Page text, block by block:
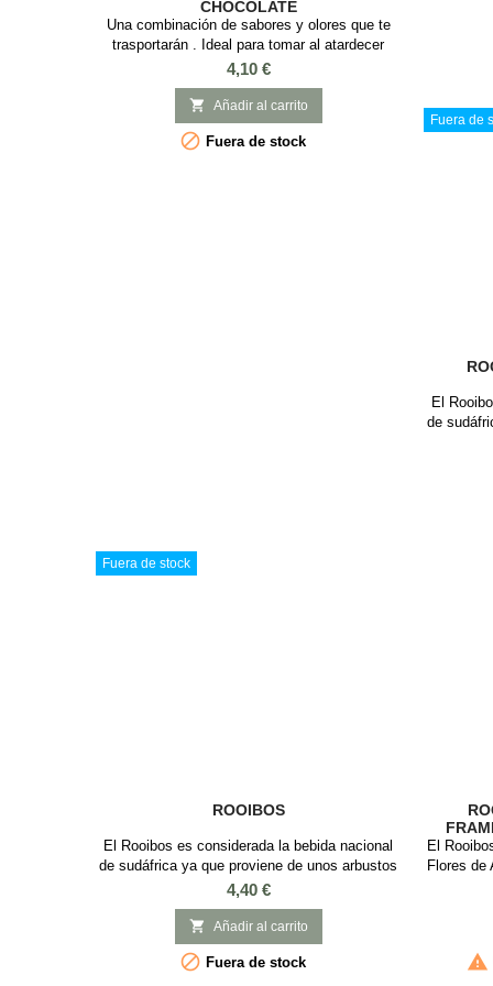
CHOCOLATE
Una combinación de sabores y olores que te
trasportarán . Ideal para tomar al atardecer
acompañada de una puesta de Sol y relax está
servido. SABOR: Manzana, Canela y
Chocolate INGREDIENTES: Rooibos, trozos de
chocolate, chispas de coco tostado, flores de
granada, canela, aroma natural, manzana,
Precio
4,10 €
 Añadir al carrito
 Fuera de stock
para
los
Fuera de
El
de
rojos
se
rooibos
Fuera de stock
ROOIBOS
El Rooibos es considerada la bebida nacional
de sudáfrica ya que proviene de unos arbustos
rojos que crecen de forma natural allí. Las
se cortan a trozos pequeños, para
posteriormente dejarse fermentar durante unos
días (como las hojas del té) y así obtener un
Precio
4,40 €
 Añadir al carrito
 Fuera de stock
El
Flores de
y
sabor
